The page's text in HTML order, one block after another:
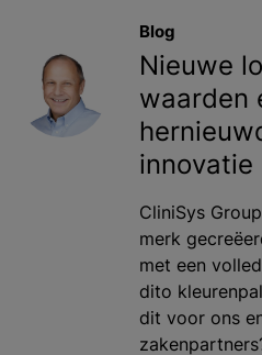
Blog
Nieuwe
waarden
innovatie
CliniSys
merk
met een
dito
dit voor ons